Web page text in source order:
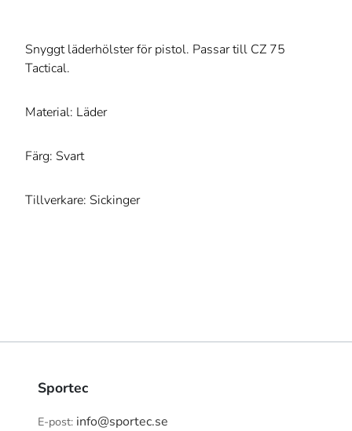
Snyggt läderhölster för pistol. Passar till CZ 75
Tactical.
Material: Läder
Färg: Svart
Tillverkare: Sickinger
Sportec
E-post: info@sportec.se